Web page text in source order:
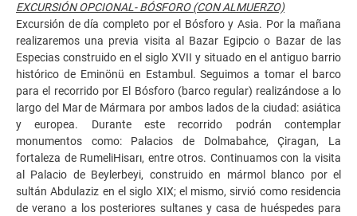
EXCURSIÓN OPCIONAL- BÓSFORO (CON ALMUERZO)
Excursión de día completo por el Bósforo y Asia. Por la mañana
realizaremos una previa visita al Bazar Egipcio o Bazar de las
Especias construido en el siglo XVII y situado en el antiguo barrio
histórico de Eminönü en Estambul. Seguimos a tomar el barco
para el recorrido por El Bósforo (barco regular) realizándose a lo
largo del Mar de Mármara por ambos lados de la ciudad: asiática
y europea. Durante este recorrido podrán contemplar
monumentos como: Palacios de Dolmabahce, Çiragan, La
fortaleza de RumeliHisarı, entre otros. Continuamos con la visita
al Palacio de Beylerbeyi, construido en mármol blanco por el
sultán Abdulaziz en el siglo XIX; el mismo, sirvió como residencia
de verano a los posteriores sultanes y casa de huéspedes para